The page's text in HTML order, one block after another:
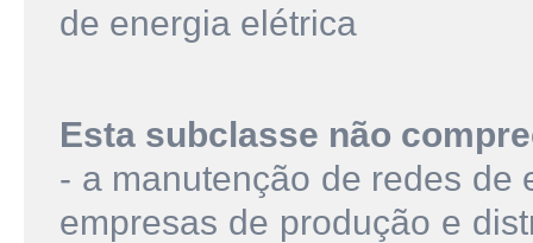
de energia elétrica
Esta subclasse não
- a manutenção de redes de
empresas de produção e